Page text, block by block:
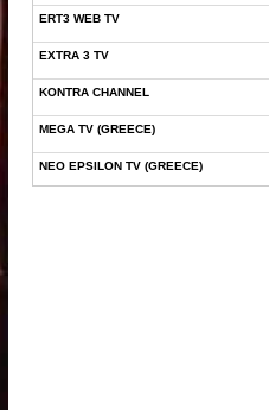
ERT3 WEB TV
EXTRA 3 TV
KONTRA CHANNEL
MEGA TV (GREECE)
NEO EPSILON TV (GREECE)